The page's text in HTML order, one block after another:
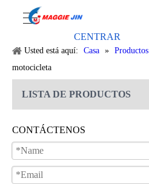
CENTRAR
Usted está aquí: Casa » Productos
motocicleta
LISTA DE PRODUCTOS
CONTÁCTENOS